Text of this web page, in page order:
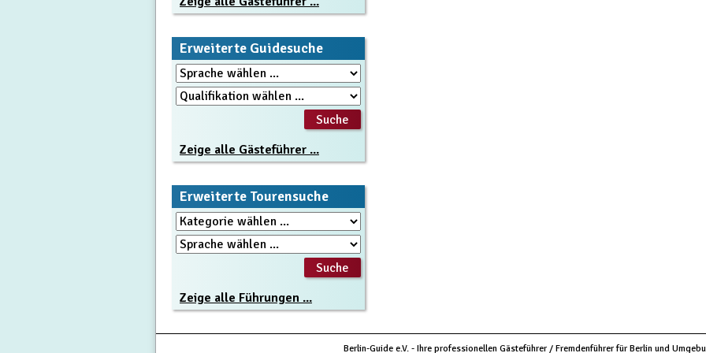
Erweiterte Guidesuche
Zeige alle Gästeführer ...
Erweiterte Tourensuche
Zeige alle Führungen ...
Berlin-Guide e.V. - Ihre professionellen Gästeführer / Fremdenführer für Berlin und